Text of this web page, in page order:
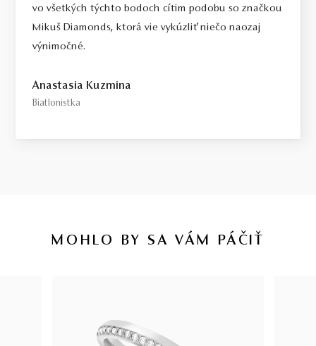
vo všetkých týchto bodoch cítim podobu so značkou
Mikuš Diamonds, ktorá vie vykúzliť niečo naozaj
výnimočné.
Anastasia Kuzmina
Biatlonistka
MOHLO BY SA VÁM PÁČIŤ